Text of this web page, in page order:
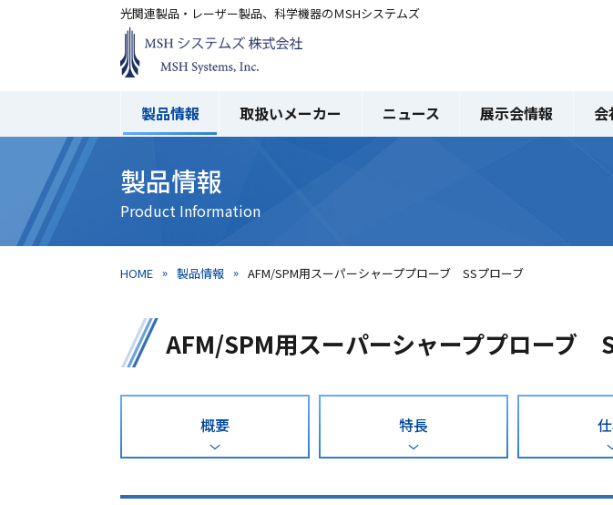
光関連製品・レーザー製品、科学機器のＭSHシステムズ
製品情報 取扱いメーカー ニュース 展示会情報 会
製品情報
HOME 製品情報 AFM/SPM用スーパーシャーププローブ SSプローブ
AFM/SPM用スーパーシャーププローブ
概要 特長